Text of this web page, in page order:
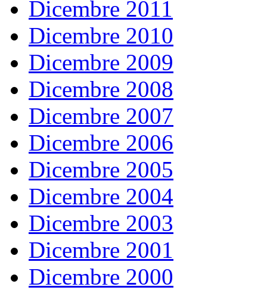
Dicembre 2011
Dicembre 2010
Dicembre 2009
Dicembre 2008
Dicembre 2007
Dicembre 2006
Dicembre 2005
Dicembre 2004
Dicembre 2003
Dicembre 2001
Dicembre 2000